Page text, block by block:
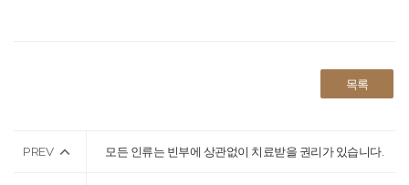
목록
PREV 모든 인류는 빈부에 상관없이 치료받을 권리가 있습니다.